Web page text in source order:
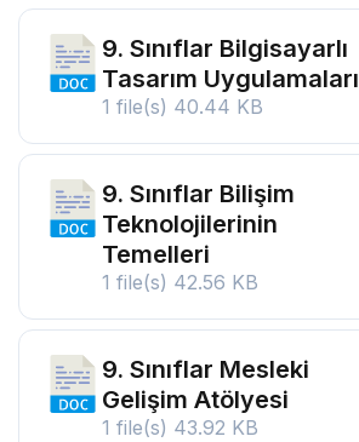
9. Sınıflar Bilgisayarlı
Tasarım Uygulamaları
1 file(s) 40.44 KB
9. Sınıflar Bilişim
Teknolojilerinin
Temelleri
1 file(s) 42.56 KB
9. Sınıflar Mesleki
Gelişim Atölyesi
1 file(s) 43.92 KB